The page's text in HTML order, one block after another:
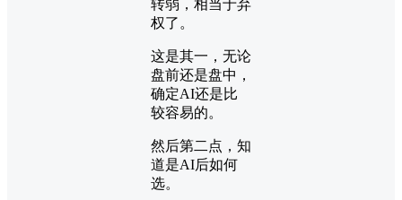
转弱，相当于弃
权了。
这是其一，无论
盘前还是盘中，
确定AI还是比
较容易的。
然后第二点，知
道是AI后如何
选。